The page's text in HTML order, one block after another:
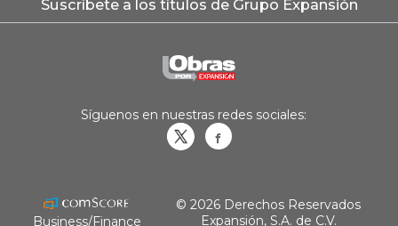
Suscríbete a los títulos de Grupo Expansión
Síguenos en nuestras redes sociales:
Business/Finance
© 2026 Derechos Reservados
Expansión, S.A. de C.V.